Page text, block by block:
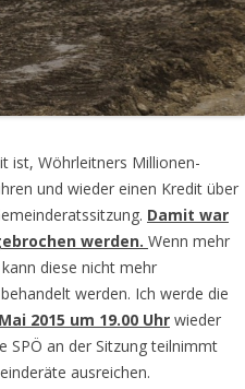
ist, Wöhrleitners Millionen-
und wieder einen Kredit über
Damit war
werden. Wenn mehr
diese nicht mehr
werden. Ich werde die
2015 um 19.00 Uhr wieder
SPÖ an der Sitzung teilnimmt
ausreichen.